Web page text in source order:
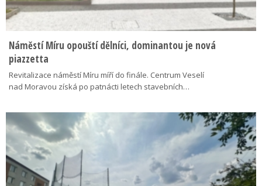
Náměstí Míru opouští dělníci, dominantou je nová
piazzetta
Revitalizace náměstí Míru míří do finále. Centrum Veselí
nad Moravou získá po patnácti letech stavebních…